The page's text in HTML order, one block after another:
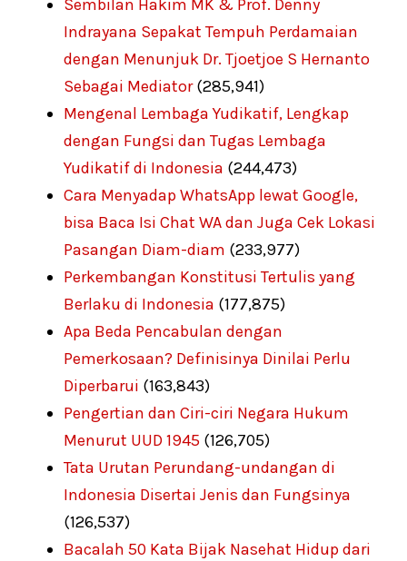
Sembilan Hakim MK & Prof. Denny
Indrayana Sepakat Tempuh Perdamaian
dengan Menunjuk Dr. Tjoetjoe S Hernanto
Sebagai Mediator (285,941)
Mengenal Lembaga Yudikatif, Lengkap
dengan Fungsi dan Tugas Lembaga
Yudikatif di Indonesia (244,473)
Cara Menyadap WhatsApp lewat Google,
bisa Baca Isi Chat WA dan Juga Cek Lokasi
Pasangan Diam-diam (233,977)
Perkembangan Konstitusi Tertulis yang
Berlaku di Indonesia (177,875)
Apa Beda Pencabulan dengan
Pemerkosaan? Definisinya Dinilai Perlu
Diperbarui (163,843)
Pengertian dan Ciri-ciri Negara Hukum
Menurut UUD 1945 (126,705)
Tata Urutan Perundang-undangan di
Indonesia Disertai Jenis dan Fungsinya
(126,537)
Bacalah 50 Kata Bijak Nasehat Hidup dari